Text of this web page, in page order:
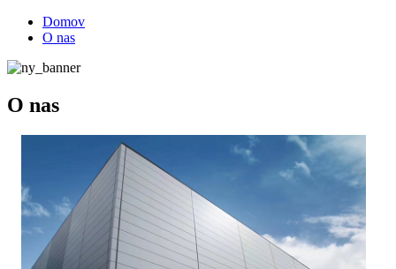
Domov
O nas
O nas